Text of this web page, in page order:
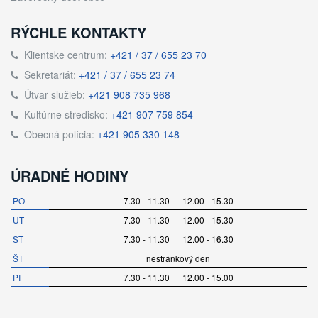
RÝCHLE KONTAKTY
Klientske centrum: +421 / 37 / 655 23 70
Sekretariát: +421 / 37 / 655 23 74
Útvar služieb: +421 908 735 968
Kultúrne stredisko: +421 907 759 854
Obecná polícia: +421 905 330 148
ÚRADNÉ HODINY
PO
7.30 - 11.30 12.00 - 15.30
UT
7.30 - 11.30 12.00 - 15.30
ST
7.30 - 11.30 12.00 - 16.30
ŠT
nestránkový deň
PI
7.30 - 11.30 12.00 - 15.00